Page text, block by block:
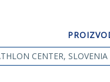
CENTER, SLOVENIA